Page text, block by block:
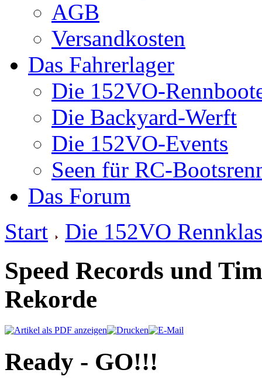
AGB
Versandkosten
Das Fahrerlager
Die 152VO-
Die Backyard-Werft
Die 152VO-Events
Seen für RC-
Das Forum
Start
Die 152VO
Speed Records und
Rekorde
Ready - GO!!!